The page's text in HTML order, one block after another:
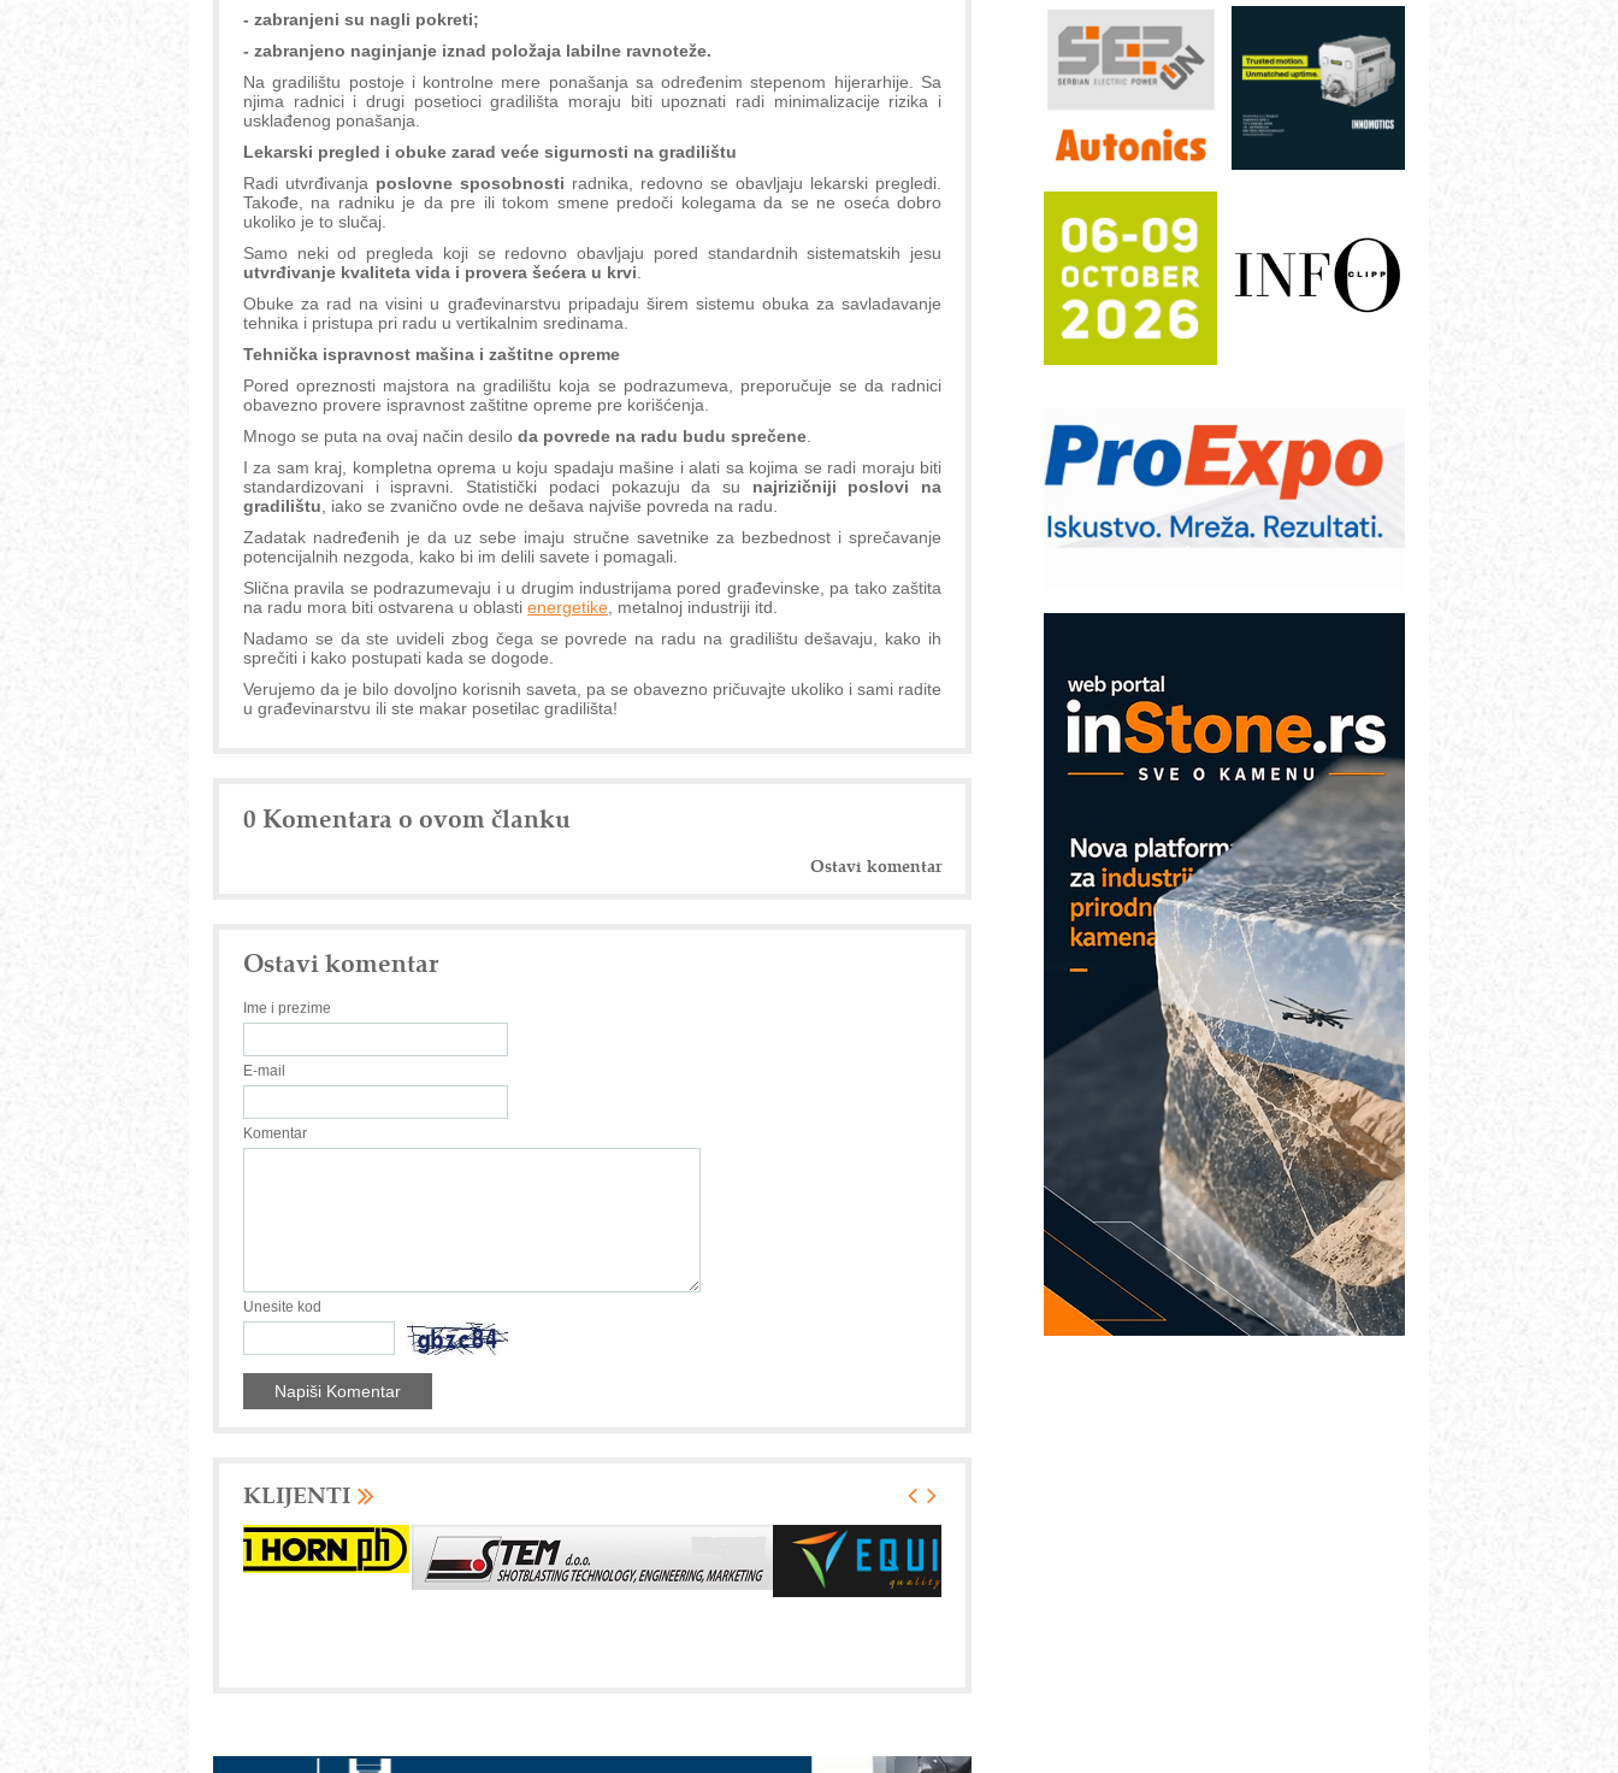
- zabranjeni su nagli pokreti;
- zabranjeno naginjanje iznad položaja labilne ravnoteže.
Na gradilištu postoje i kontrolne mere ponašanja sa određenim stepenom hijerarhije. Sa
njima radnici i drugi posetioci gradilišta moraju biti upoznati radi minimalizacije rizika i
usklađenog ponašanja.
Lekarski pregled i obuke zarad veće sigurnosti na gradilištu
Radi utvrđivanja poslovne sposobnosti radnika, redovno se obavljaju lekarski pregledi.
Takođe, na radniku je da pre ili tokom smene predoči kolegama da se ne oseća dobro
ukoliko je to slučaj.
Samo neki od pregleda koji se redovno obavljaju pored standardnih sistematskih jesu
utvrđivanje kvaliteta vida i provera šećera u krvi
Obuke za rad na visini u građevinarstvu pripadaju širem sistemu obuka za savladavanje
tehnika i pristupa pri radu u vertikalnim sredinama.
Tehnička ispravnost mašina i zaštitne opreme
Pored opreznosti majstora na gradilištu koja se podrazumeva, preporučuje se da radnici
obavezno provere ispravnost zaštitne opreme pre korišćenja.
Mnogo se puta na ovaj način desilo da povrede na radu budu sprečene
I za sam kraj, kompletna oprema u koju spadaju mašine i alati sa kojima se radi moraju biti
standardizovani i ispravni. Statistički podaci pokazuju da su najrizičniji poslovi na
gradilištu , iako se zvanično ovde ne dešava najviše povreda na radu.
Zadatak nadređenih je da uz sebe imaju stručne savetnike za bezbednost i sprečavanje
potencijalnih nezgoda, kako bi im delili savete i pomagali.
Slična pravila se podrazumevaju i u drugim industrijama pored građevinske, pa tako zaštita
na radu mora biti ostvarena u oblasti energetike , metalnoj industriji itd.
Nadamo se da ste uvideli zbog čega se povrede na radu na gradilištu dešavaju, kako ih
sprečiti i kako postupati kada se dogode.
Verujemo da je bilo dovoljno korisnih saveta, pa se obavezno pričuvajte ukoliko i sami radite
u građevinarstvu ili ste makar posetilac gradilišta!
0 Komentara o ovom članku
Ostavi komentar
Ostavi komentar
Ime i prezime
E-mail
Komentar
Unesite kod
KLIJENTI
automatizaciju
Efikasno upravljanje energijom
Automatizacija pakovanja · Display
Proizvodnja iC7 Hybrid 1500 VDC
mrežnog pretvarača sa tečnim
Potpuna efikasnost bez složenih
sistema
Trajna oznaka kao dugoročna korist
Bezbednost na prvom mestu!
poverenja u industriji
– Pametna signalizacija za efikasnije
upravljanje mašinama
Sigurnije ispitivanje transformatora u
solarnim elektranama i vetroparkovima
COMBYPACK
ROSA i SCHUNK podižu proizvodnju
Detekcija različitih oblika
MAREX - Lim i mašine za savremena
rešenja